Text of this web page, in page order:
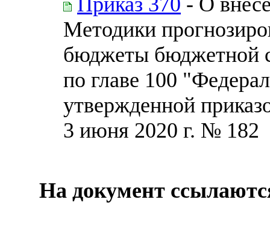
Методики
бюджеты бюджетной
по главе 100
утвержденной
3 июня 2020 г. № 182
На документ